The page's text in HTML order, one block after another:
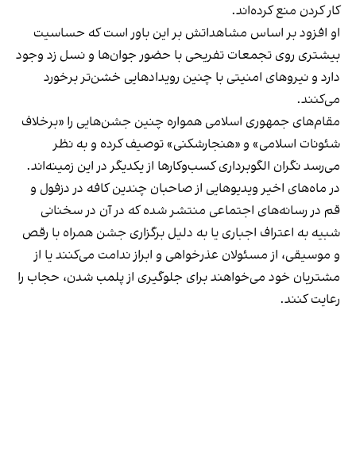
کار کردن منع کرده‌اند.
او افزود بر اساس مشاهداتش بر این باور است که حساسیت
بیشتری روی تجمعات تفریحی با حضور جوان‌ها و نسل زد وجود
دارد و نیروهای امنیتی با چنین رویدادهایی خشن‌تر برخورد
می‌کنند.
مقام‌های جمهوری اسلامی همواره چنین جشن‌هایی را «برخلاف
شئونات اسلامی» و «هنجارشکنی» توصیف کرده و به نظر
می‌رسد نگران الگوبرداری کسب‌وکارها از یکدیگر در این زمینه‌اند.
در ماه‌های اخیر ویدیوهایی از صاحبان چندین کافه در دزفول و
قم در رسانه‌های اجتماعی منتشر شده که در آن در سخنانی
شبیه به اعتراف اجباری یا به دلیل برگزاری جشن همراه با رقص
و موسیقی، از مسئولان عذرخواهی و ابراز ندامت می‌کنند یا از
مشتریان خود می‌خواهند برای جلوگیری از پلمب شدن، حجاب را
رعایت کنند.